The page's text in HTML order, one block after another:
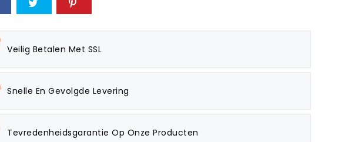
Veilig Betalen Met SSL
Snelle En Gevolgde Levering
Tevredenheidsgarantie Op Onze Producten